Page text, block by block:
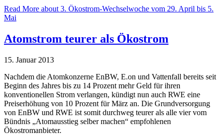
Read More about 3. Ökostrom-Wechselwoche vom 29. April bis 5.
Mai
Atomstrom teurer als Ökostrom
15. Januar 2013
Nachdem die Atomkonzerne EnBW, E.on und Vattenfall bereits seit
Beginn des Jahres bis zu 14 Prozent mehr Geld für ihren
konventionellen Strom verlangen, kündigt nun auch RWE eine
Preiserhöhung von 10 Prozent für März an. Die Grundversorgung
von EnBW und RWE ist somit durchweg teurer als alle vier vom
Bündnis „Atomausstieg selber machen“ empfohlenen
Ökostromanbieter.